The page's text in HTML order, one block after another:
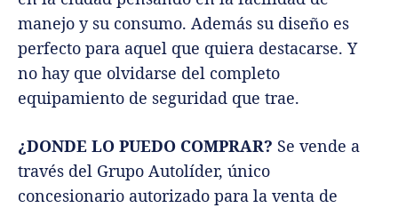
manejo y su consumo. Además su diseño es
perfecto para aquel que quiera destacarse. Y
no hay que olvidarse del completo
equipamiento de seguridad que trae.
¿DONDE LO PUEDO COMPRAR? Se vende a
través del Grupo Autolíder, único
concesionario autorizado para la venta de